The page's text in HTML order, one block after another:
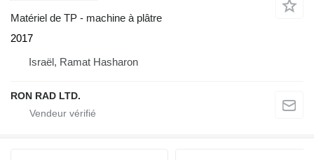
Matériel de TP - machine à plâtre
2017
Israël, Ramat Hasharon
RON RAD LTD.